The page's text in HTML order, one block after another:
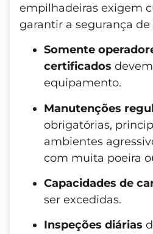
empilhadeiras exigem
garantir a segurança de
Somente
certificados
equipamento.
Manutenções
obrigatórias,
ambientes
com muita poeira
Capacidades de
ser excedidas.
Inspeções diárias